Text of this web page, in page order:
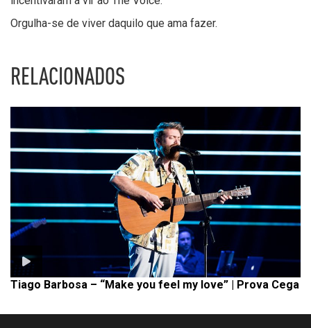
Orgulha-se de viver daquilo que ama fazer.
RELACIONADOS
Tiago Barbosa – “Make you feel my love” | Prova Cega